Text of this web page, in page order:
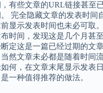
有些文章的URL链接甚至
完全隐藏文章的发表时间
显示发表时间也未必可取
时间，发现这是几个月甚
定这是一篇已经过期的文
然文章未必都是随着时间
何，在文章末尾显示发表
一种值得推荐的做法。